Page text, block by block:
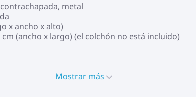
metal
x ancho x alto)
(ancho x largo) (el colchón no está incluido)
Mostrar más